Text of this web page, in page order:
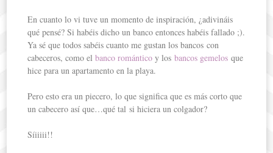
En cuanto lo vi tuve un momento de inspiración, ¿adivináis
qué pensé? Si habéis dicho un banco entonces habéis fallado ;).
Ya sé que todos sabéis cuanto me gustan los bancos con
cabeceros, como elbanco romántico y losbancos gemelos que
hice para un apartamento en la playa.
Pero esto era un piecero, lo que significa que es más corto que
un cabecero así que…qué tal si hiciera un colgador?
Síiiiii!!